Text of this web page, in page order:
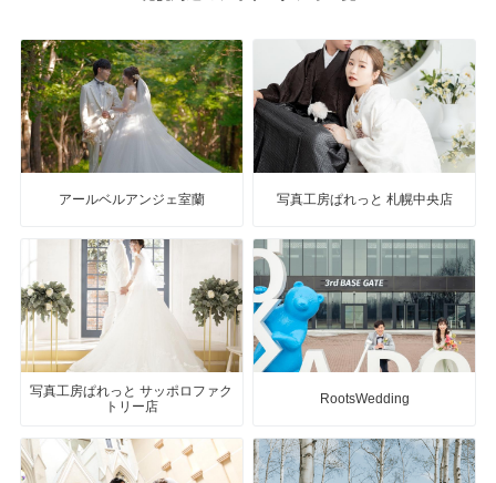
アールベルアンジェ室蘭 写真工房ぱれっと 札幌中央店
写真工房ぱれっと サッポロファク
トリー店
RootsWedding